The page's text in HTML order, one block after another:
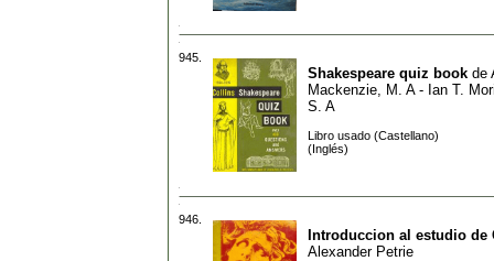
945.
Shakespeare quiz book de
Mackenzie, M. A - Ian T.
S. A
Libro usado (Castellano)
(Inglés)
946.
Introduccion al estudio de
Alexander Petrie